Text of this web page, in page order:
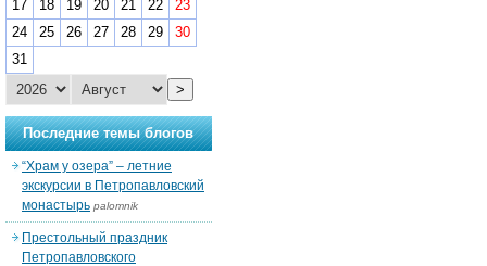
17
18 19 20 21 22
23
24
25 26 27 28 29
30
31
>
Последние темы блогов
“Храм у озера” – летние
экскурсии в Петропавловский
монастырь palomnik
Престольный праздник
Петропавловского